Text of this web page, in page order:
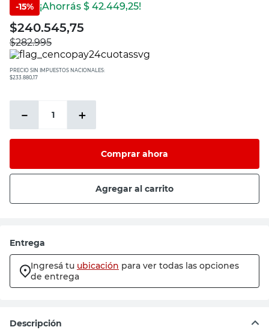
-15% ¡Ahorrás $ 42.449,25!
$240.545,75
$282.995
PRECIO SIN IMPUESTOS NACIONALES:
$233.880,17
＋
－
Comprar ahora
Agregar al carrito
Entrega
Ingresá tu ubicación para ver todas las opciones
de entrega
Descripción